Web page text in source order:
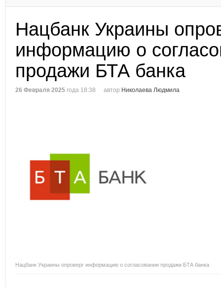
Нацбанк Украины
информацию о
продажи БТА банка
26 Февраля 2025 года 18:38 автор Николаева Людмила
Нацбанк Украины опроверг информацию о согласовании продажи БТА банка